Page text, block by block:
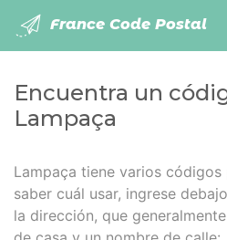
France Code Postal
Encuentra un
Lampaça
Lampaça tiene varios códigos
saber cuál usar, ingrese
la dirección, que